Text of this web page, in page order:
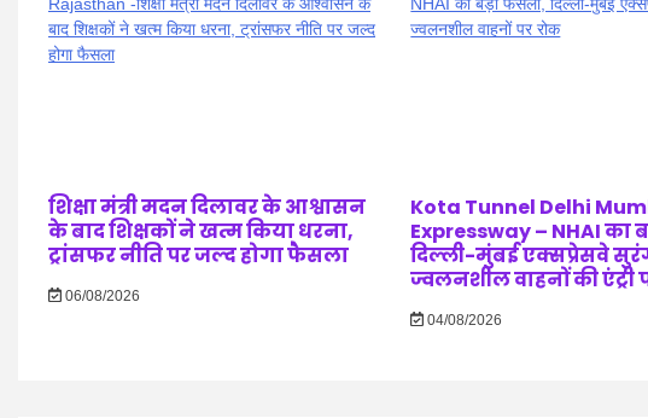
शिक्षा मंत्री मदन दिलावर के आश्वासन
के बाद शिक्षकों ने खत्म किया धरना,
ट्रांसफर नीति पर जल्द होगा फैसला
06/08/2026
Kota Tunnel Delhi
Expressway – NHAI का
दिल्ली-मुंबई एक्सप्रेसवे
ज्वलनशील वाहनों की एंट्री
04/08/2026